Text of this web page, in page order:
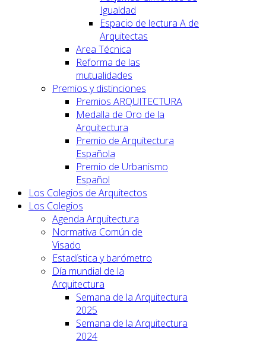
Igualdad
Espacio de lectura A de
Arquitectas
Area Técnica
Reforma de las
mutualidades
Premios y distinciones
Premios ARQUITECTURA
Medalla de Oro de la
Arquitectura
Premio de Arquitectura
Española
Premio de Urbanismo
Español
Los Colegios de Arquitectos
Los Colegios
Agenda Arquitectura
Normativa Común de
Visado
Estadística y barómetro
Día mundial de la
Arquitectura
Semana de la Arquitectura
2025
Semana de la Arquitectura
2024